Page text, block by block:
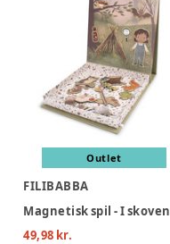
Outlet
FILIBABBA
Magnetisk spil - I skoven
49,98 kr.